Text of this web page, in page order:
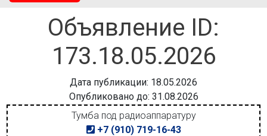
Объявление ID:
173.18.05.2026
Дата публикации: 18.05.2026
Опубликовано до: 31.08.2026
Тумба под радиоаппаратуру
+7 (910) 719-16-43